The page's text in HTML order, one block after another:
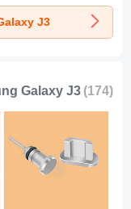
J3 Schwarz
J3
Galaxy J3 (174)